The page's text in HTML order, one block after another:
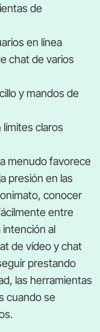
de
en línea
chat de varios
y mandos de
claros
menudo favorece
presión en las
conocer
entre
al
de vídeo y chat
prestando
las herramientas
cuando se